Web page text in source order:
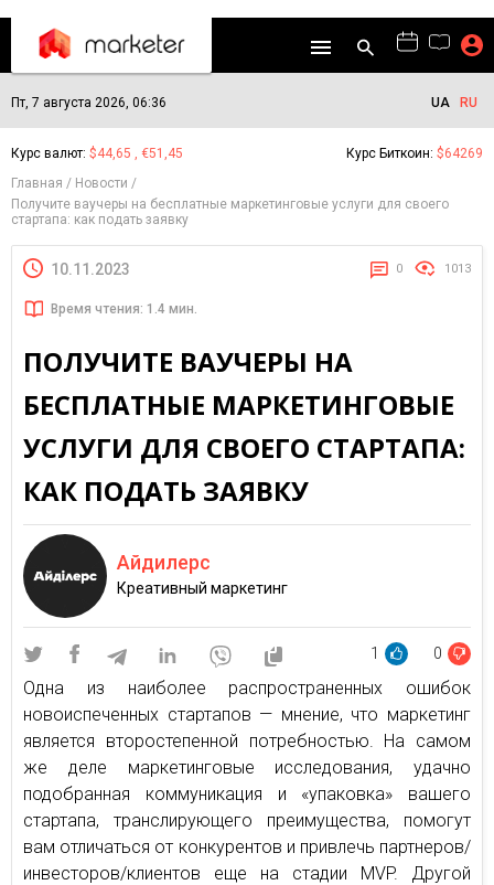
Пт, 7 августа 2026, 06:36 UA RU
Курс валют: $44,65 , €51,45 Курс Биткоин: $64269
Главная
Новости
Получите ваучеры на бесплатные маркетинговые услуги для своего
стартапа: как подать заявку
10.11.2023 0 1013
Время чтения: 1.4 мин.
ПОЛУЧИТЕ ВАУЧЕРЫ НА
БЕСПЛАТНЫЕ МАРКЕТИНГОВЫЕ
УСЛУГИ ДЛЯ СВОЕГО СТАРТАПА:
КАК ПОДАТЬ ЗАЯВКУ
Айдилерс
Креативный маркетинг
1 0
Одна из наиболее распространенных ошибок
новоиспеченных стартапов — мнение, что маркетинг
является второстепенной потребностью. На самом
же деле маркетинговые исследования, удачно
подобранная коммуникация и «упаковка» вашего
стартапа, транслирующего преимущества, помогут
вам отличаться от конкурентов и привлечь партнеров/
инвесторов/клиентов еще на стадии MVP. Другой